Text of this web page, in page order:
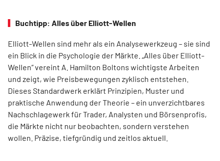
Buchtipp: Alles über Elliott-Wellen
Elliott-Wellen sind mehr als ein Analysewerkzeug – sie sind
ein Blick in die Psychologie der Märkte. „Alles über Elliott-
Wellen“ vereint A. Hamilton Boltons wichtigste Arbeiten
und zeigt, wie Preisbewegungen zyklisch entstehen.
Dieses Standardwerk erklärt Prinzipien, Muster und
praktische Anwendung der Theorie – ein unverzichtbares
Nachschlagewerk für Trader, Analysten und Börsenprofis,
die Märkte nicht nur beobachten, sondern verstehen
wollen. Präzise, tiefgründig und zeitlos aktuell.